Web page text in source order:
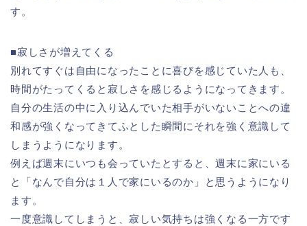
す。
■寂しさが増えてくる
別れてすぐは自由になったことに喜びを感じていた人も、
時間がたってくると寂しさを感じるようになってきます。
自分の生活の中に入り込んでいた相手がいないことへの違
和感が強くなってきてふとした瞬間にそれを強く意識して
しまうようになります。
例えば週末にいつも会っていたとすると、週末に家にいる
と「なんで自分は１人で家にいるのか」と思うようになり
ます。
一度意識してしまうと、寂しい気持ちは強くなる一方です